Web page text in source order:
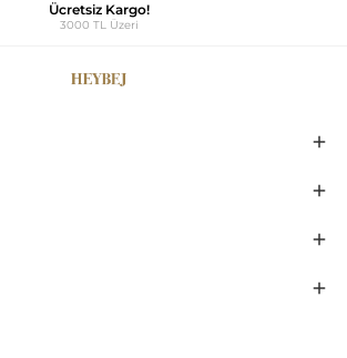
Ücretsiz Kargo!
3000 TL Üzeri